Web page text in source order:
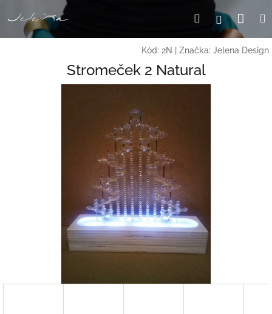
na
HledatPřihlášení
Kód: 2N Značka: Jelena Design
Stromeček 2 Natural